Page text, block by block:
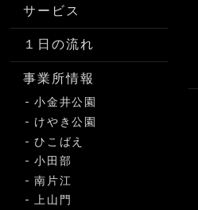
サービス
１日の流れ
事業所情報
小金井公園
けやき公園
ひこばえ
小田部
南片江
上山門